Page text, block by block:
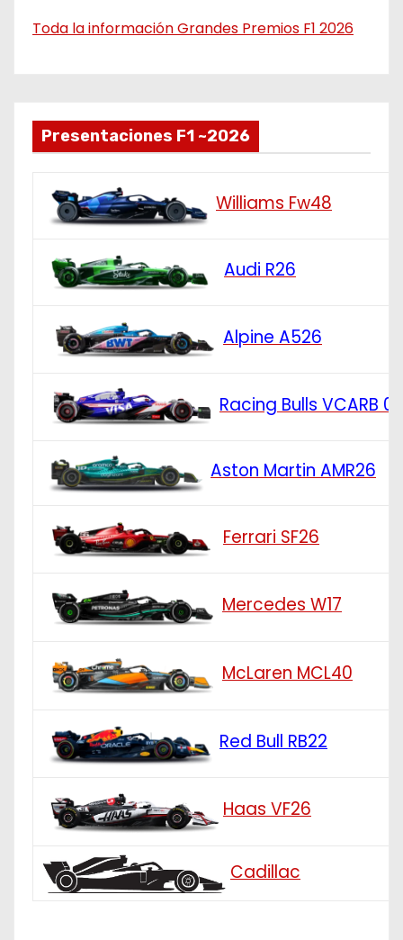
Toda la información Grandes Premios F1 2026
Presentaciones F1 ~2026
Williams Fw48
Audi R26
Alpine A526
Racing Bulls VCARB 03
Aston Martin AMR26
Ferrari SF26
Mercedes W17
McLaren MCL40
Red Bull RB22
Haas VF26
Cadillac